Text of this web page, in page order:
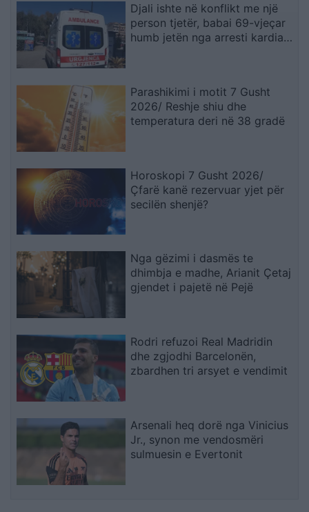
Djali ishte në konflikt me një
person tjetër, babai 69-vjeçar
humb jetën nga arresti kardiak
Parashikimi i motit 7 Gusht
2026/ Reshje shiu dhe
temperatura deri në 38 gradë
Horoskopi 7 Gusht 2026/
Çfarë kanë rezervuar yjet për
secilën shenjë?
Nga gëzimi i dasmës te
dhimbja e madhe, Arianit Çetaj
gjendet i pajetë në Pejë
Rodri refuzoi Real Madridin
dhe zgjodhi Barcelonën,
zbardhen tri arsyet e vendimit
Arsenali heq dorë nga Vinicius
Jr., synon me vendosmëri
sulmuesin e Evertonit